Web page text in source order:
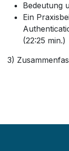
Bedeutung
Ein
(22:25 min.)
3)